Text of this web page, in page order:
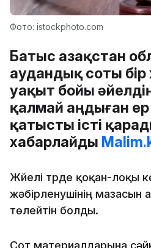
Фото: istockphoto.com
Батыс Қазақстан
аудандық соты
уақыт бойы
қалмай аңдыған
қатысты істі
хабарлайды
Жүйелі түрде қоқан-лоқы
жәбірленушінің мазасын
төлейтін болды.
Сот материалдарына